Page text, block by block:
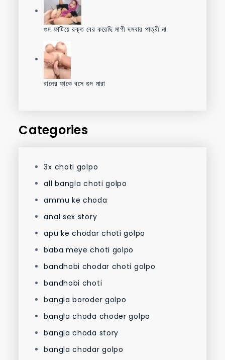
গুদ ফাটিয়ে রক্ত বের করেছি মাগী দমবার পাত্রী না
রানের ফাকে বসে গুদ মারা
Categories
3x choti golpo
all bangla choti golpo
ammu ke choda
anal sex story
apu ke chodar choti golpo
baba meye choti golpo
bandhobi chodar choti golpo
bandhobi choti
bangla boroder golpo
bangla choda choder golpo
bangla choda story
bangla chodar golpo